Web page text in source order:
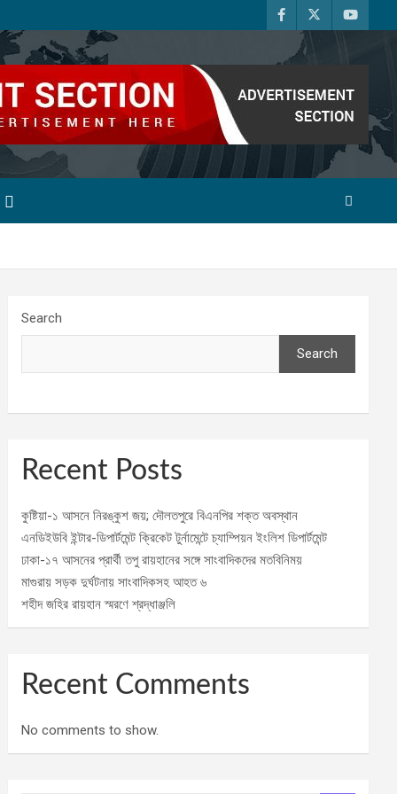
Search
Search
Recent Posts
কুষ্টিয়া-১ আসনে নিরঙ্কুশ জয়; দৌলতপুরে বিএনপির শক্ত অবস্থান
এনডিইউবি ইন্টার-ডিপার্টমেন্ট ক্রিকেট টুর্নামেন্টে চ্যাম্পিয়ন ইংলিশ ডিপার্টমেন্ট
ঢাকা-১৭ আসনের প্রার্থী তপু রায়হানের সঙ্গে সাংবাদিকদের মতবিনিময়
মাগুরায় সড়ক দুর্ঘটনায় সাংবাদিকসহ আহত ৬
শহীদ জহির রায়হান স্মরণে শ্রদ্ধাঞ্জলি
Recent Comments
No comments to show.